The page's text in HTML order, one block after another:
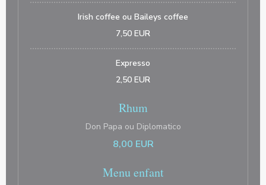
Irish coffee ou Baileys coffee
7,50 EUR
Expresso
2,50 EUR
Rhum
Don Papa ou Diplomatico
8,00 EUR
Menu enfant